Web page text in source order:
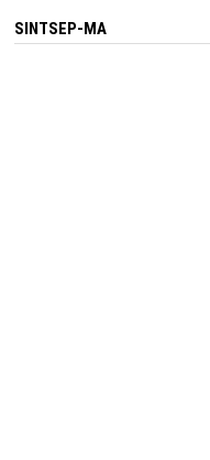
SINTSEP-MA